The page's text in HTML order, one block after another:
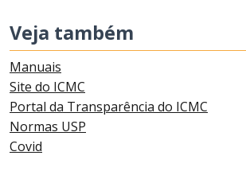
Veja também
Manuais
Site do ICMC
Portal da Transparência do ICMC
Normas USP
Covid